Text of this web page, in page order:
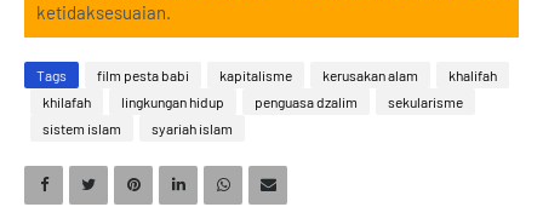
ketidaksesuaian.
Tags film pesta babi kapitalisme kerusakan alam
khalifah
khilafah
lingkungan hidup penguasa dzalim
sekularisme
sistem islam
syariah islam